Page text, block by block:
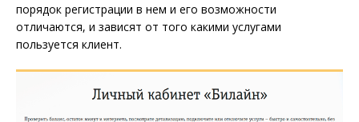
порядок регистрации в нем и его возможности
отличаются, и зависят от того какими услугами
пользуется клиент.